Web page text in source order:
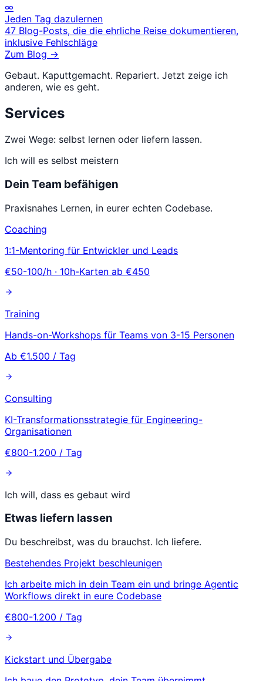
∞
Jeden Tag dazulernen
47 Blog-Posts, die die ehrliche Reise dokumentieren,
inklusive Fehlschläge
Zum Blog →
Gebaut. Kaputtgemacht. Repariert. Jetzt zeige ich
anderen, wie es geht.
Services
Zwei Wege: selbst lernen oder liefern lassen.
Ich will es selbst meistern
Dein Team befähigen
Praxisnahes Lernen, in eurer echten Codebase.
Coaching
1:1-Mentoring für Entwickler und Leads
€50-100/h · 10h-Karten ab €450
Training
Hands-on-Workshops für Teams von 3-15 Personen
Ab €1.500 / Tag
Consulting
KI-Transformationsstrategie für Engineering-
Organisationen
€800-1.200 / Tag
Ich will, dass es gebaut wird
Etwas liefern lassen
Du beschreibst, was du brauchst. Ich liefere.
Bestehendes Projekt beschleunigen
Ich arbeite mich in dein Team ein und bringe Agentic
Workflows direkt in eure Codebase
€800-1.200 / Tag
Kickstart und Übergabe